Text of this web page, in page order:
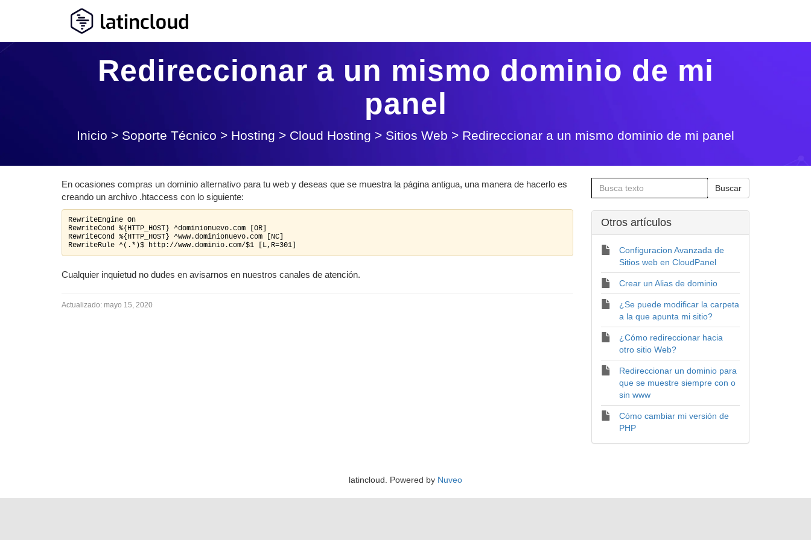
Redireccionar a un mismo dominio de mi
panel
Inicio > Soporte Técnico > Hosting > Cloud Hosting > Sitios Web > Redireccionar a un mismo dominio de mi panel
En ocasiones compras un dominio alternativo para tu web y deseas que se muestra la página antigua, una manera de hacerlo es
creando un archivo .htaccess con lo siguiente:
RewriteEngine On
RewriteCond %{HTTP_HOST} ^dominionuevo.com [OR]
RewriteCond %{HTTP_HOST} ^www.dominionuevo.com [NC]
RewriteRule ^(.*)$ http://www.dominio.com/$1 [L,R=301]
Cualquier inquietud no dudes en avisarnos en nuestros canales de atención.
Actualizado: mayo 15, 2020
Otros artí­culos
Configuracion Avanzada de
Sitios web en CloudPanel
Crear un Alias de dominio
¿Se puede modificar la carpeta
a la que apunta mi sitio?
¿Cómo redireccionar hacia
otro sitio Web?
Redireccionar un dominio para
que se muestre siempre con o
sin www
Cómo cambiar mi versión de
PHP
latincloud. Powered by Nuveo